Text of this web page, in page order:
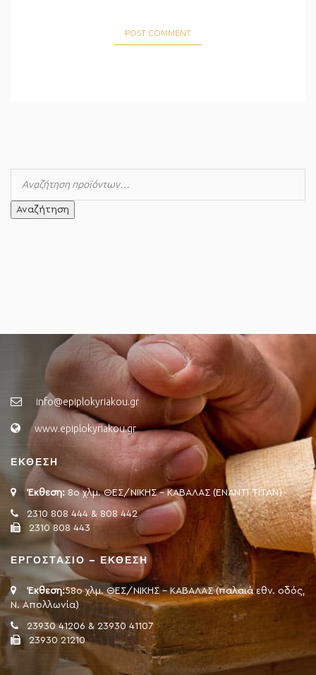
Αναζήτηση
info@epiplokyriakou.gr
www.epiplokyriakou.gr
ΕΚΘΕΣΗ
Έκθεση: 8ο χλμ. ΘΕΣ/ΝΙΚΗΣ - ΚΑΒΑΛΑΣ (ΕΝΑΝΤΙ ΤΙΤΑΝ)
2310 808 444 & 808 442
2310 808 443
ΕΡΓΟΣΤΑΣΙΟ – ΕΚΘΕΣΗ
Έκθεση:58ο χλμ. ΘΕΣ/ΝΙΚΗΣ - ΚΑΒΑΛΑΣ (παλαιά εθν. οδός,
Ν. Απολλωνία)
23930 41206 & 23930 41107
23930 21210